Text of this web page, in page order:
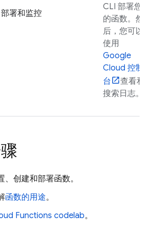
部署和监控
CLI 部署您
的函数。然
后，您可以
使用
Google
Cloud 控制
台
查看和
搜索日志。
、创建和部署函数。
函数的用途。
Functions codelab。